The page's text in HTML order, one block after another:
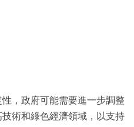
，政府可能需要進一步調整
術和綠色經濟領域，以支持